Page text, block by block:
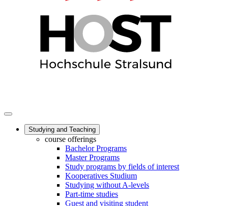
Studying and Teaching
course offerings
Bachelor Programs
Master Programs
Study programs by fields of interest
Kooperatives Studium
Studying without A-levels
Part-time studies
Guest and visiting student